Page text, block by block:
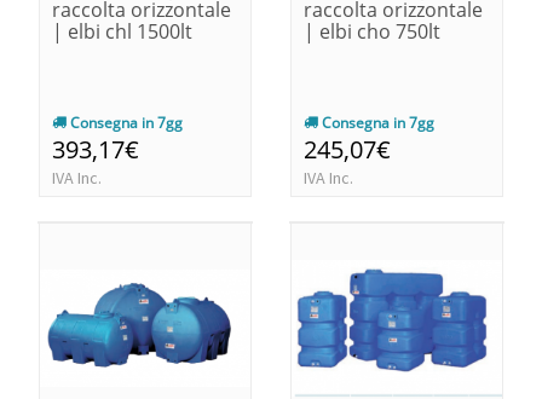
raccolta orizzontale
| elbi chl 1500lt
Consegna in 7gg
393,17€
IVA Inc.
raccolta orizzontale
| elbi cho 750lt
Consegna in 7gg
245,07€
IVA Inc.